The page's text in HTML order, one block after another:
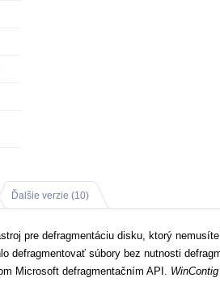
Ďalšie verzie (10)
pre defragmentáciu disku, ktorý
defragmentovať súbory bez nutnosti
Microsoft defragmentačním API. WinContig